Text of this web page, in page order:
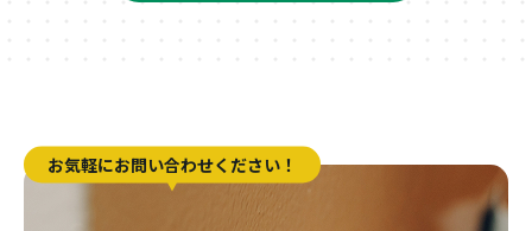
お気軽にお問い合わせください！